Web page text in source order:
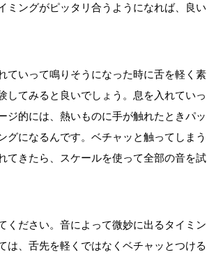
ミングがピッタリ合うようになれば、良い
ていって鳴りそうになった時に舌を軽く素
してみると良いでしょう。息を入れていっ
ジ的には、熱いものに手が触れたときパッ
になるんです。ベチャッと触ってしまう
てきたら、スケールを使って全部の音を試
ください。音によって微妙に出るタイミン
は、舌先を軽くではなくベチャッとつける